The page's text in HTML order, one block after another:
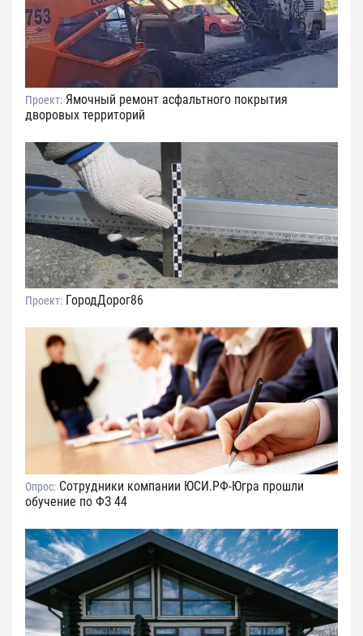
Проект: Ямочный ремонт асфальтного покрытия
дворовых территорий
Проект: ГородДорог86
Опрос: Сотрудники компании ЮСИ.РФ-Югра прошли
обучение по ФЗ 44